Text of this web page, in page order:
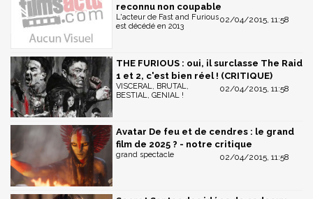
reconnu non coupable
02/04/2015, 11:58
L'acteur de Fast and Furious
est décédé en 2013
THE FURIOUS : oui, il surclasse The Raid
1 et 2, c'est bien réel ! (CRITIQUE)
02/04/2015, 11:58
VISCERAL, BRUTAL,
BESTIAL, GENIAL !
Avatar De feu et de cendres : le grand
film de 2025 ? - notre critique
02/04/2015, 11:58
grand spectacle